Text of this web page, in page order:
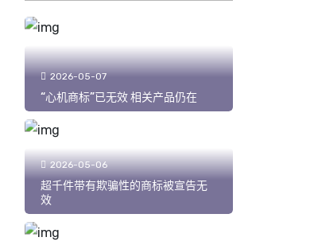
2026-05-07
“心机商标”已无效 相关产品仍在
2026-05-06
超千件带有欺骗性的商标被宣告无
效